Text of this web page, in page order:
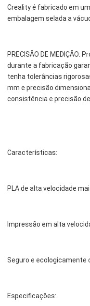
Creality é fabricado em
embalagem selada a
PRECISÃO DE
durante a fabricação
tenha tolerâncias
mm e precisão
consistência e precisão
Características:
PLA de alta velocidade
Impressão em alta
Seguro e ecologicamente
Especificações: